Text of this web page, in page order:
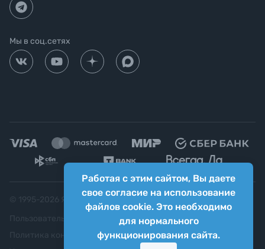
Работая с этим сайтом, Вы даете
свое согласие на использование
файлов cookie. Это необходимо
для нормального
функционирования сайта.
Мы в соц.сетях
Яркий фотомаркет ("Яркий Мир")
Пользовательское соглашение
Политика конфиденциальности